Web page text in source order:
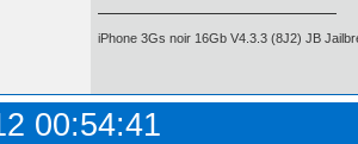
iPhone 3Gs noir 16Gb V4.3.3 (8J2) JB
00:54:41